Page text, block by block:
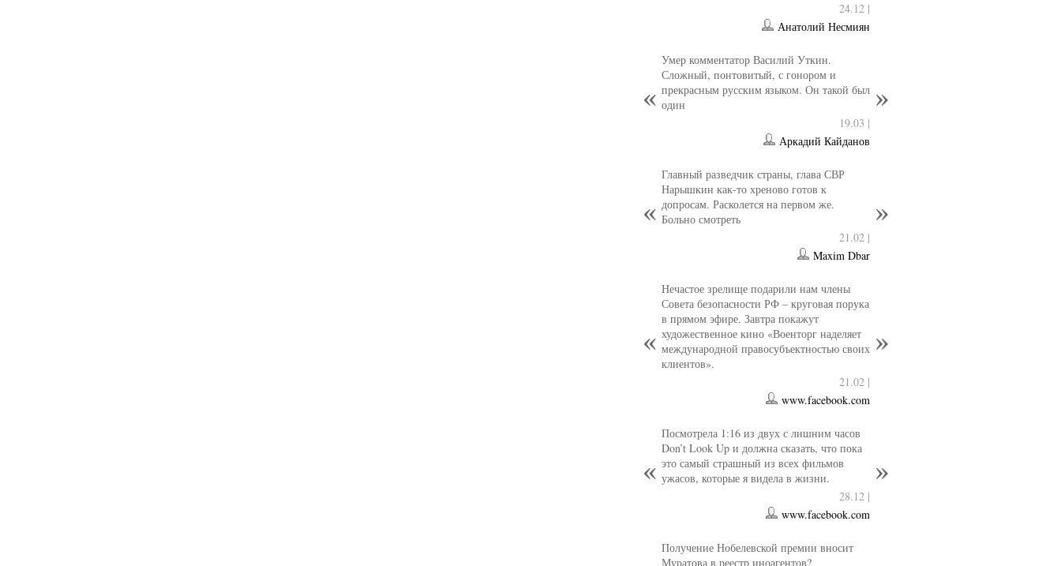
24.12 |
Анатолий Несмиян
Умер комментатор Василий Уткин.
Сложный, понтовитый, с гонором и
прекрасным русским языком. Он такой был
один
19.03 |
Аркадий Кайданов
Главный разведчик страны, глава СВР
Нарышкин как-то хреново готов к
допросам. Расколется на первом же.
Больно смотреть
21.02 |
Maxim Dbar
Нечастое зрелище подарили нам члены
Совета безопасности РФ – круговая порука
в прямом эфире. Завтра покажут
художественное кино «Военторг наделяет
международной правосубъектностью своих
клиентов».
21.02 |
www.facebook.com
Посмотрела 1:16 из двух с лишним часов
Don’t Look Up и должна сказать, что пока
это самый страшный из всех фильмов
ужасов, которые я видела в жизни.
28.12 |
www.facebook.com
Получение Нобелевской премии вносит
Муратова в реестр иноагентов?